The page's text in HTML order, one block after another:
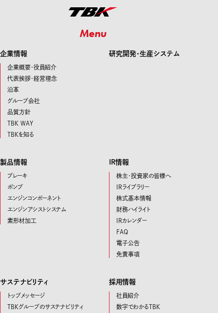
Menu
企業情報
企業概要・役員紹介
代表挨拶・経営理念
沿革
グループ会社
品質方針
TBK WAY
TBKを知る
研究開発･生産システム
製品情報
ブレーキ
ポンプ
エンジンコンポーネント
エンジンアシストシステム
素形材加工
IR情報
株主・投資家の皆様へ
IRライブラリー
株式基本情報
財務ハイライト
IRカレンダー
FAQ
電子公告
免責事項
サステナビリティ
トップメッセージ
TBKグループのサステナビリティ
採用情報
社員紹介
数字でわかるTBK